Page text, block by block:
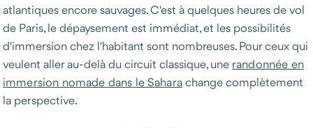
atlantiques encore sauvages. C'est à quelques heures de vol
de Paris, le dépaysement est immédiat, et les possibilités
d'immersion chez l'habitant sont nombreuses. Pour ceux qui
veulent aller au-delà du circuit classique, une randonnée en
immersion nomade dans le Saharachange complètement
la perspective.